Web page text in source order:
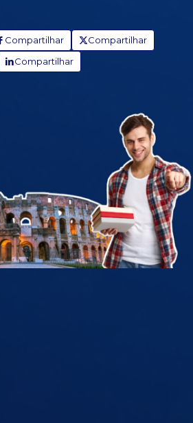
Compartilhar
Compartilhar
Compartilhar